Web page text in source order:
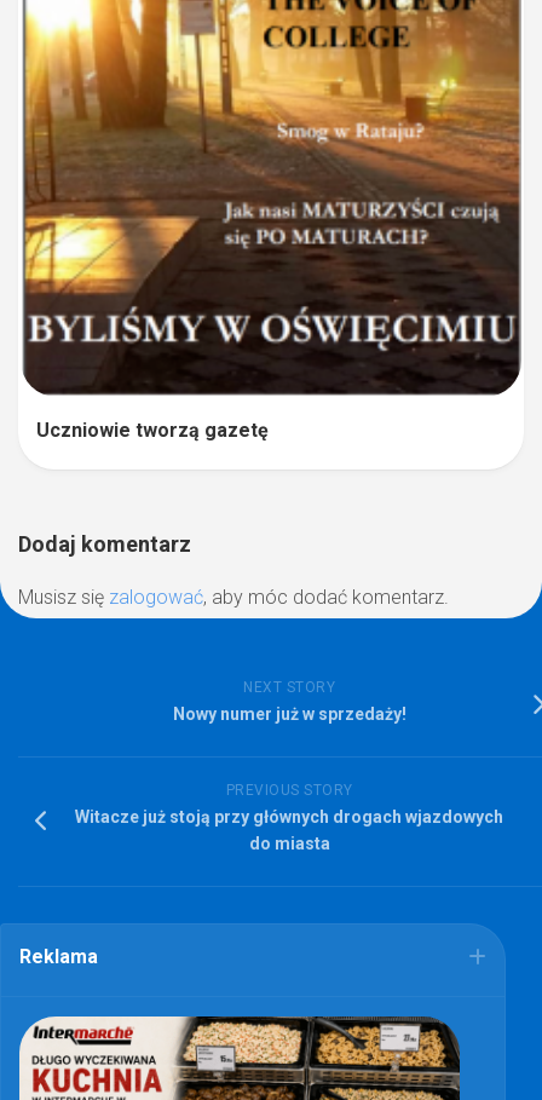
Uczniowie tworzą gazetę
Dodaj komentarz
Musisz się zalogować, aby móc dodać komentarz.
NEXT STORY
Nowy numer już w sprzedaży!
PREVIOUS STORY
Witacze już stoją przy głównych drogach wjazdowych
do miasta
Reklama